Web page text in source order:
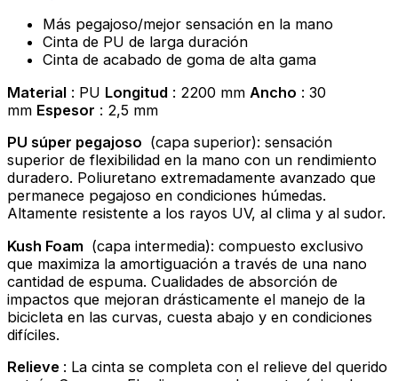
Más pegajoso/mejor sensación en la mano
Cinta de PU de larga duración
Cinta de acabado de goma de alta gama
Material : PU Longitud : 2200 mm Ancho : 30
mm Espesor : 2,5 mm
PU súper pegajoso (capa superior): sensación
superior de flexibilidad en la mano con un rendimiento
duradero. Poliuretano extremadamente avanzado que
permanece pegajoso en condiciones húmedas.
Altamente resistente a los rayos UV, al clima y al sudor.
Kush Foam (capa intermedia): compuesto exclusivo
que maximiza la amortiguación a través de una nano
cantidad de espuma. Cualidades de absorción de
impactos que mejoran drásticamente el manejo de la
bicicleta en las curvas, cuesta abajo y en condiciones
difíciles.
Relieve : La cinta se completa con el relieve del querido